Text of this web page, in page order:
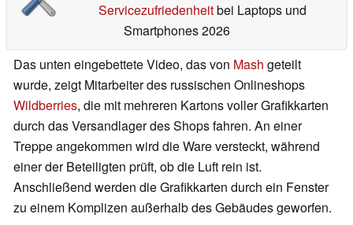
Servicezufriedenheitbei Laptops und
Smartphones 2026
Das unten eingebettete Video, das von Mash geteilt
wurde, zeigt Mitarbeiter des russischen Onlineshops
Wildberries, die mit mehreren Kartons voller Grafikkarten
durch das Versandlager des Shops fahren. An einer
Treppe angekommen wird die Ware versteckt, während
einer der Beteiligten prüft, ob die Luft rein ist.
Anschließend werden die Grafikkarten durch ein Fenster
zu einem Komplizen außerhalb des Gebäudes geworfen.